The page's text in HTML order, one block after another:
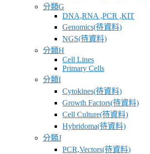
分類G
DNA,RNA ,PCR ,KIT
Genomics(待資料)
NGS(待資料)
分類H
Cell Lines
Primary Cells
分類I
Cytokines(待資料)
Growth Factors(待資料)
Cell Culture(待資料)
Hybridoma(待資料)
分類J
PCR,Vectors(待資料)